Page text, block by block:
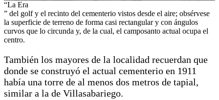
“La Era
” del golf y el recinto del cementerio vistos desde el aire; obsérvese
la superficie de terreno de forma casi rectangular y con ángulos
curvos que lo circunda y, de la cual, el camposanto actual ocupa el
centro.
También los mayores de la localidad recuerdan que
donde se construyó el actual cementerio en 1911
había una torre de al menos dos metros de tapial,
similar a la de Villasabariego.